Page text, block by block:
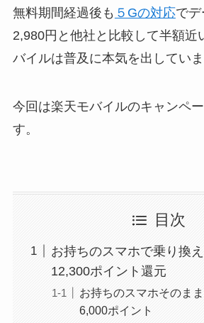
無料期間経過後も ５Gの対応でデ
2,980円 と他社と比較して半額近
バイルは普及に本気を出していま
今回は楽天モバイルのキャンペ
す。
目次
お持ちのスマホで乗り換
12,300ポイント還元
お持ちのスマホそのま
6,000ポイント